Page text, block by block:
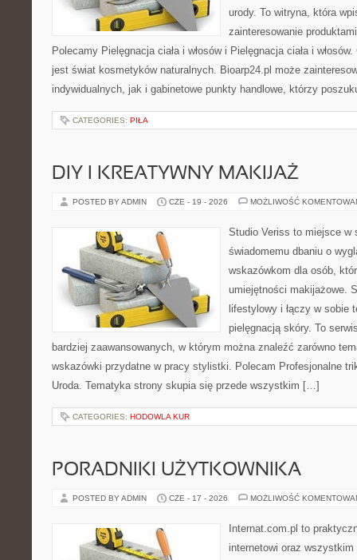
urody. To witryna, która
zainteresowanie
Polecamy Pielęgnacja ciała i włosów i Pielęgnacja ciała i
jest świat kosmetyków naturalnych. Bioarp24.pl może
indywidualnych, jak i gabinetowe punkty handlowe, którzy
CATEGORIES: PIŁA
DIY I KREATYWNY MAKIJAŻ
POSTED BY ADMIN CZE - 19 - 2026 MOŻLIWOŚĆ
Studio Veriss to miejsce w
świadomemu dbaniu o
wskazówkom dla osób,
umiejętności makijażowe.
lifestylowy i łączy w sobie
pielęgnacją skóry. To
bardziej zaawansowanych, w którym można znaleźć zarówno
wskazówki przydatne w pracy stylistki. Polecam Profesjonalne
Uroda. Tematyka strony skupia się przede wszystkim […]
CATEGORIES: HODOWLA KUR
PORADNIKI UŻYTKOWNIKA
POSTED BY ADMIN CZE - 17 - 2026 MOŻLIWOŚĆ
Internat.com.pl to
internetowi oraz